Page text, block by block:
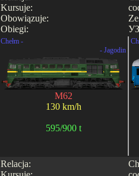
Kursuje:
Obowiązuje:
Obiegi:
Chełm -
- Jagodin
M62
130 km/h
595/900 t
Relacja: